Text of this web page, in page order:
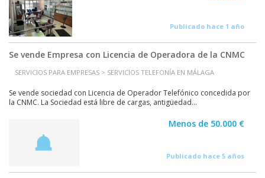
Publicado hace 1 año
Se vende Empresa con Licencia de Operadora de la CNMC
SERVICIOS PARA EMPRESAS > SERVICIOS TELEFONÍA EN MÁLAGA
Se vende sociedad con Licencia de Operador Telefónico concedida por
la CNMC. La Sociedad está libre de cargas, antigüedad...
Menos de 50.000 €
Publicado hace 5 años